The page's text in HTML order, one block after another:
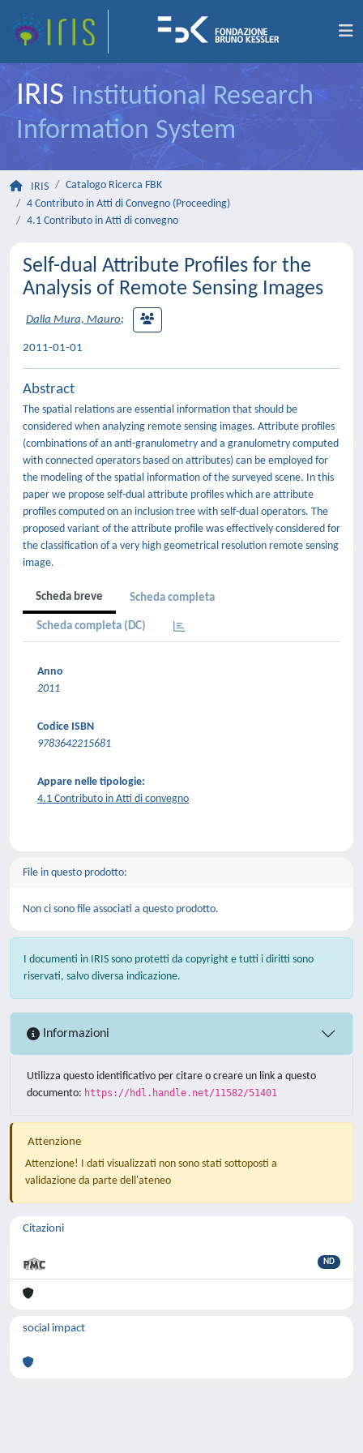
IRIS Institutional Research
Information System
IRIS
Catalogo Ricerca FBK
4 Contributo in Atti di Convegno (Proceeding)
4.1 Contributo in Atti di convegno
Self-dual Attribute Profiles for the
Analysis of Remote Sensing Images
Dalla Mura, Mauro;
2011-01-01
Abstract
The spatial relations are essential information that should be
considered when analyzing remote sensing images. Attribute profiles
(combinations of an anti-granulometry and a granulometry computed
with connected operators based on attributes) can be employed for
the modeling of the spatial information of the surveyed scene. In this
paper we propose self-dual attribute profiles which are attribute
profiles computed on an inclusion tree with self-dual operators. The
proposed variant of the attribute profile was effectively considered for
the classification of a very high geometrical resolution remote sensing
image.
Scheda breve Scheda completa
Scheda completa (DC)
Anno
2011
Codice ISBN
9783642215681
Appare nelle tipologie:
4.1 Contributo in Atti di convegno
File in questo prodotto:
Non ci sono file associati a questo prodotto.
I documenti in IRIS sono protetti da copyright e tutti i diritti sono
riservati, salvo diversa indicazione.
Informazioni
Utilizza questo identificativo per citare o creare un link a questo
documento: https://hdl.handle.net/11582/51401
Attenzione
Attenzione! I dati visualizzati non sono stati sottoposti a
validazione da parte dell'ateneo
Citazioni
ND
social impact